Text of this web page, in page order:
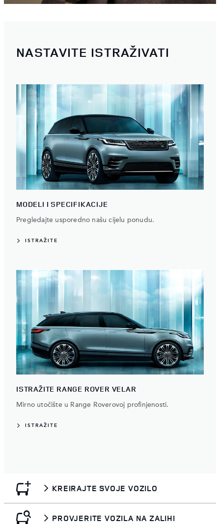
NASTAVITE ISTRAŽIVATI
MODELI I SPECIFIKACIJE
Pregledajte usporedno našu cijelu ponudu.
ISTRAŽITE
ISTRAŽITE RANGE ROVER VELAR
Mirno utočište u Range Roverovoj profinjenosti.
ISTRAŽITE
KREIRAJTE SVOJE VOZILO
PROVJERITE VOZILA NA ZALIHI